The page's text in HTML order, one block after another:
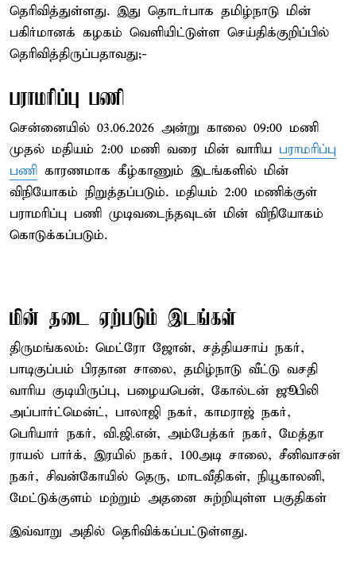
தெரிவித்துள்ளது. இது தொடர்பாக தமிழ்நாடு மின்
பகிர்மானக் கழகம் வெளியிட்டுள்ள செய்திக்குறிப்பில்
தெரிவித்திருப்பதாவது;-
பராமரிப்பு பணி
சென்னையில் 03.06.2026 அன்று காலை 09:00 மணி
முதல் மதியம் 2:00 மணி வரை மின் வாரிய பராமரிப்பு
பணி காரணமாக கீழ்காணும் இடங்களில் மின்
விநியோகம் நிறுத்தப்படும். மதியம் 2:00 மணிக்குள்
பராமரிப்பு பணி முடிவடைந்தவுடன் மின் விநியோகம்
கொடுக்கப்படும்.
மின் தடை ஏற்படும் இடங்கள்
திருமங்கலம்: மெட்ரோ ஜோன், சத்தியசாய் நகர்,
பாடிகுப்பம் பிரதான சாலை, தமிழ்நாடு வீட்டு வசதி
வாரிய குடியிருப்பு, பழையபென், கோல்டன் ஜூபிலி
அப்பார்ட்மென்ட், பாலாஜி நகர், காமராஜ் நகர்,
பெரியார் நகர், வி.ஜி.என், அம்பேத்கர் நகர், மேத்தா
ராயல் பார்க், இரயில் நகர், 100அடி சாலை, சீனிவாசன்
நகர், சிவன்கோயில் தெரு, மாடவீதிகள், நியூகாலனி,
மேட்டுக்குளம் மற்றும் அதனை சுற்றியுள்ள பகுதிகள்
இவ்வாறு அதில் தெரிவிக்கப்பட்டுள்ளது.